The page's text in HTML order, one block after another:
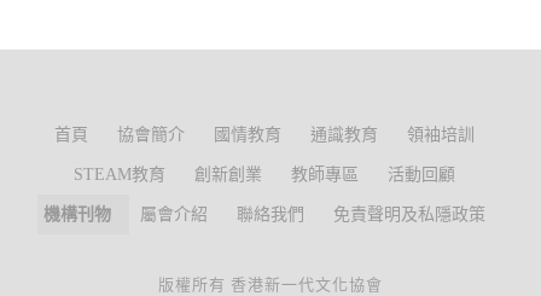
首頁 協會簡介 國情教育 通識教育 領袖培訓
STEAM教育 創新創業 教師專區 活動回顧
機構刊物 屬會介紹 聯絡我們 免責聲明及私隱政策
版權所有 香港新一代文化協會